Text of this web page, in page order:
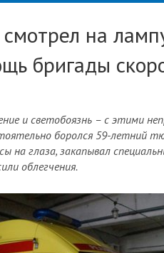
на
бригады
и светобоязнь – с этими
боролся 59-летний
глаза, закапывал
облегчения.